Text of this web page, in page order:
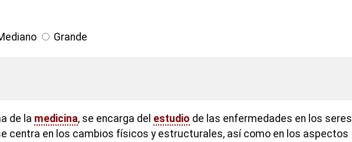
Grande
de la medicina, se encarga del estudio de las enfermedades en los seres
centra en los cambios físicos y estructurales, así como en los aspectos